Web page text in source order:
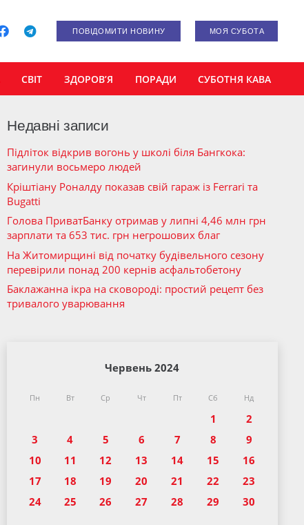
ПОВІДОМИТИ НОВИНУ МОЯ СУБОТА
СВІТ ЗДОРОВ’Я ПОРАДИ СУБОТНЯ КАВА
Недавні записи
Підліток відкрив вогонь у школі біля Бангкока:
загинули восьмеро людей
Кріштіану Роналду показав свій гараж із Ferrari та
Bugatti
Голова ПриватБанку отримав у липні 4,46 млн грн
зарплати та 653 тис. грн негрошових благ
На Житомирщині від початку будівельного сезону
перевірили понад 200 кернів асфальтобетону
Баклажанна ікра на сковороді: простий рецепт без
тривалого уварювання
Червень 2024
Пн Вт Ср Чт Пт Сб Нд
1
2
3
4 5 6 7 8
9
10
11 12 13 14 15
16
17
18 19 20 21 22
23
24
25 26 27 28 29 30